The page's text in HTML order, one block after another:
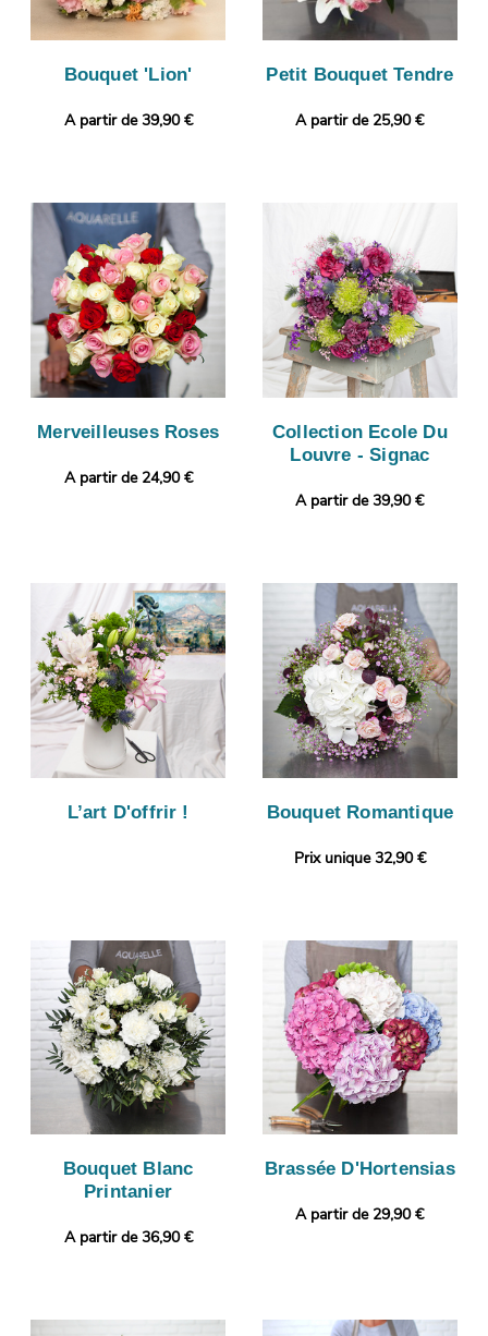
Bouquet 'Lion'
A partir de 39,90 €
Petit Bouquet Tendre
A partir de 25,90 €
Merveilleuses Roses
A partir de 24,90 €
Collection Ecole Du
Louvre - Signac
A partir de 39,90 €
L’art D'offrir ! Bouquet Romantique
Prix unique 32,90 €
Bouquet Blanc
Printanier
A partir de 36,90 €
Brassée D'Hortensias
A partir de 29,90 €